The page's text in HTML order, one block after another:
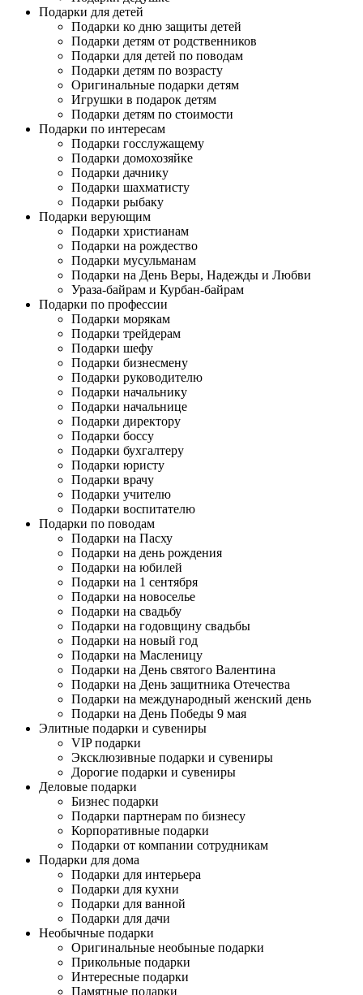
Подарки для детей
Подарки ко дню защиты детей
Подарки детям от родственников
Подарки для детей по поводам
Подарки детям по возрасту
Оригинальные подарки детям
Игрушки в подарок детям
Подарки детям по стоимости
Подарки по интересам
Подарки госслужащему
Подарки домохозяйке
Подарки дачнику
Подарки шахматисту
Подарки рыбаку
Подарки верующим
Подарки христианам
Подарки на рождество
Подарки мусульманам
Подарки на День Веры, Надежды и Любви
Ураза-байрам и Курбан-байрам
Подарки по профессии
Подарки морякам
Подарки трейдерам
Подарки шефу
Подарки бизнесмену
Подарки руководителю
Подарки начальнику
Подарки начальнице
Подарки директору
Подарки боссу
Подарки бухгалтеру
Подарки юристу
Подарки врачу
Подарки учителю
Подарки воспитателю
Подарки по поводам
Подарки на Пасху
Подарки на день рождения
Подарки на юбилей
Подарки на 1 сентября
Подарки на новоселье
Подарки на свадьбу
Подарки на годовщину свадьбы
Подарки на новый год
Подарки на Масленицу
Подарки на День святого Валентина
Подарки на День защитника Отечества
Подарки на международный женский день
Подарки на День Победы 9 мая
Элитные подарки и сувениры
VIP подарки
Эксклюзивные подарки и сувениры
Дорогие подарки и сувениры
Деловые подарки
Бизнес подарки
Подарки партнерам по бизнесу
Корпоративные подарки
Подарки от компании сотрудникам
Подарки для дома
Подарки для интерьера
Подарки для кухни
Подарки для ванной
Подарки для дачи
Необычные подарки
Оригинальные необыные подарки
Прикольные подарки
Интересные подарки
Памятные подарки